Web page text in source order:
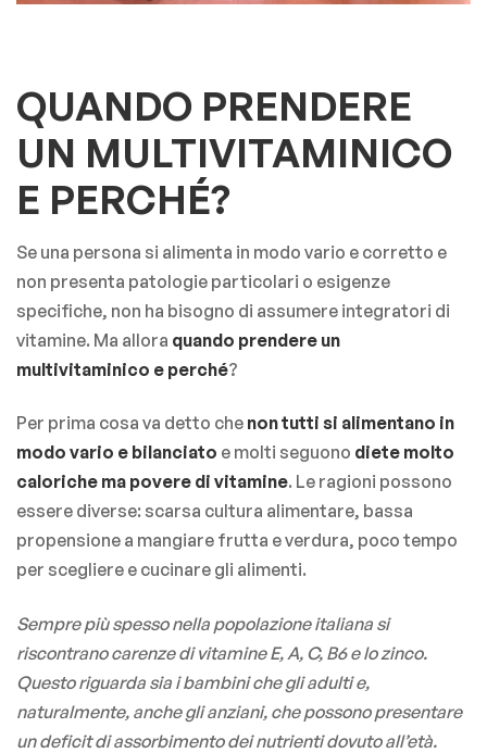
QUANDO PRENDERE
UN MULTIVITAMINICO
E PERCHÉ?
Se una persona si alimenta in modo vario e corretto e
non presenta patologie particolari o esigenze
specifiche, non ha bisogno di assumere integratori di
vitamine. Ma allora quando prendere un
multivitaminico e perché?
Per prima cosa va detto che non tutti si alimentano in
modo vario e bilanciato e molti seguono diete molto
caloriche ma povere di vitamine. Le ragioni possono
essere diverse: scarsa cultura alimentare, bassa
propensione a mangiare frutta e verdura, poco tempo
per scegliere e cucinare gli alimenti.
Sempre più spesso nella popolazione italiana si
riscontrano carenze di vitamine E, A, C, B6 e lo zinco.
Questo riguarda sia i bambini che gli adulti e,
naturalmente, anche gli anziani, che possono presentare
un deficit di assorbimento dei nutrienti dovuto all’età.